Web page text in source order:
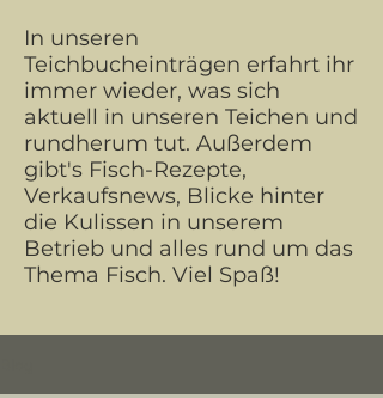
In unseren
Teichbucheinträgen erfahrt ihr
immer wieder, was sich
aktuell in unseren Teichen und
rundherum tut. Außerdem
gibt's Fisch-Rezepte,
Verkaufsnews, Blicke hinter
die Kulissen in unserem
Betrieb und alles rund um das
Thema Fisch. Viel Spaß!